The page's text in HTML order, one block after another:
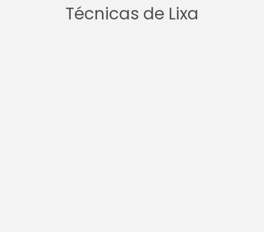
Técnicas de Lixa